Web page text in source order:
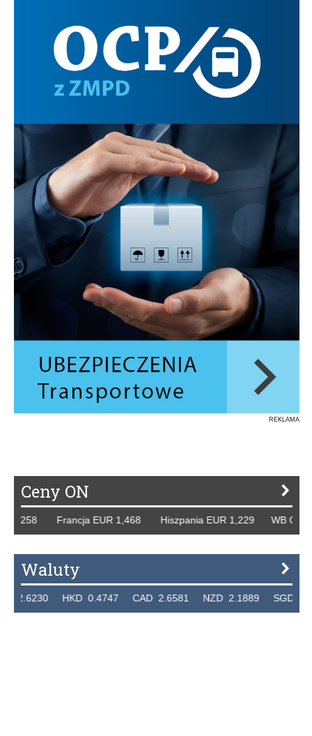
REKLAMA
Ceny ON
Francja EUR 1,468 Hiszpania EUR 1,229 WB GBP
Waluty
HKD 0.4747 CAD 2.6581 NZD 2.1889 SGD